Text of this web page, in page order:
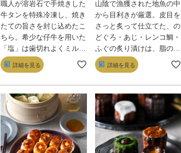
職人が溶岩石で手焼きした
牛タンを特殊冷凍し、焼き
たての旨さを封じ込めたこ
ちら。希少な仔牛を用いた
「塩」は歯切れよくミルキ
ーな味わい。「ペッパー」
は噛むほどに広がる成牛の
が後を引く。自然解凍＆つ
まめるサイズ感も酒肴とし
て秀逸だ。
詳細を見る
山陰で漁獲された地魚の中
から目利きが厳選。皮目を
さっと炙って仕立てた、の
どぐろ・あじ・レンコ鯛・
ふぐの炙り漬けは、脂の甘
みが際立つ。奥出雲「森田
醤油」の木桶熟成丸大豆醤
し。ご飯にのせて贅沢丼を
どうぞ。
詳細を見る